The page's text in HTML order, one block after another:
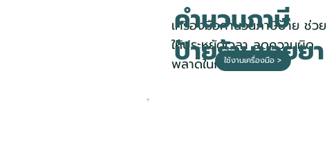
เครื่องมือคำนวนภาษีป้าย ช่วย
ให้ประหยัดเวลา ลดความผิด
พลาดในการคำนวณ
คำนวนภาษี
ป้ายร้านขายยา
ใช้งานเครื่องมือ >